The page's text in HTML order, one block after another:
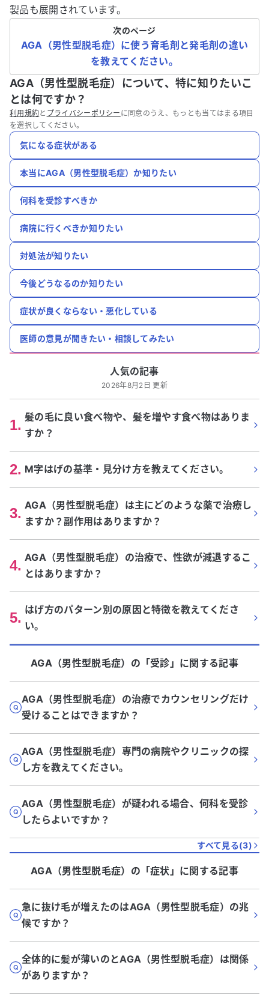
製品も展開されています。
次のページ
AGA（男性型脱毛症）に使う育毛剤と発毛剤の違い
を教えてください。
AGA（男性型脱毛症）について、特に知りたいこ
とは何ですか？
利用規約と プライバシーポリシー に同意のうえ、もっとも当てはまる項目
を選択してください。
気になる症状がある
本当にAGA（男性型脱毛症）か知りたい
何科を受診すべきか
病院に行くべきか知りたい
対処法が知りたい
今後どうなるのか知りたい
症状が良くならない・悪化している
医師の意見が聞きたい・相談してみたい
人気の記事
2026年8月2日 更新
1. 髪の毛に良い食べ物や、髪を増やす食べ物はありま
すか？
2. M字はげの基準・見分け方を教えてください。
3. AGA（男性型脱毛症）は主にどのような薬で治療し
ますか？副作用はありますか？
4. AGA（男性型脱毛症）の治療で、性欲が減退するこ
とはありますか？
5. はげ方のパターン別の原因と特徴を教えてくださ
い。
AGA（男性型脱毛症） の「受診 」に関する記事
AGA（男性型脱毛症）の治療でカウンセリングだけ
受けることはできますか？
AGA（男性型脱毛症）専門の病院やクリニックの探
し方を教えてください。
AGA（男性型脱毛症）が疑われる場合、何科を受診
したらよいですか？
すべて見る(3)
AGA（男性型脱毛症） の「症状 」に関する記事
急に抜け毛が増えたのはAGA（男性型脱毛症）の兆
候ですか？
全体的に髪が薄いのとAGA（男性型脱毛症）は関係
がありますか？